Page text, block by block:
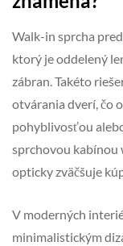
Walk-in sprcha
ktorý je oddelený
zábran. Takéto
otvárania dverí, čo
pohyblivosťou
sprchovou kabínou
opticky zväčšuje
V moderných
minimalistickým